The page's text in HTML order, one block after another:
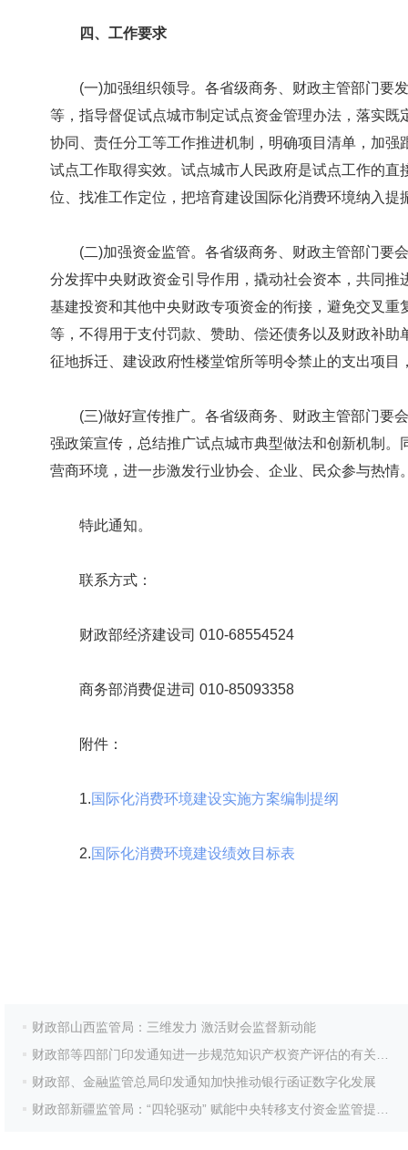
四、工作要求
(一)加强组织领导。各省级商务、财政主管部门要
等，指导督促试点城市制定试点资金管理办法，落实
协同、责任分工等工作推进机制，明确项目清单，加
试点工作取得实效。试点城市人民政府是试点工作的
位、找准工作定位，把培育建设国际化消费环境纳入
(二)加强资金监管。各省级商务、财政主管部门要
分发挥中央财政资金引导作用，撬动社会资本，共同
基建投资和其他中央财政专项资金的衔接，避免交叉
等，不得用于支付罚款、赞助、偿还债务以及财政补
征地拆迁、建设政府性楼堂馆所等明令禁止的支出项
(三)做好宣传推广。各省级商务、财政主管部门要
强政策宣传，总结推广试点城市典型做法和创新机制
营商环境，进一步激发行业协会、企业、民众参与热情
特此通知。
联系方式：
财政部经济建设司 010-68554524
商务部消费促进司 010-85093358
附件：
1.国际化消费环境建设实施方案编制提纲
2.国际化消费环境建设绩效目标表
财政部山西监管局：三维发力 激活财会监督新动能
财政部等四部门印发通知进一步规范知识产权资产评估的有关事项
财政部、金融监管总局印发通知加快推动银行函证数字化发展
财政部新疆监管局：“四轮驱动” 赋能中央转移支付资金监管提质增效